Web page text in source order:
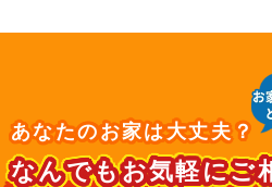
あなたのお家は大丈夫？
なんでもお気軽にご